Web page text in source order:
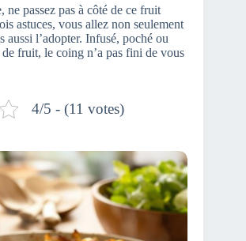
ne passez pas à côté de ce fruit
astuces, vous allez non seulement
aussi l’adopter. Infusé, poché ou
fruit, le coing n’a pas fini de vous
4/5 - (11 votes)